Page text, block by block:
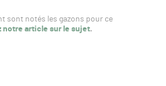
sont notés les gazons pour ce
notre article sur le sujet.